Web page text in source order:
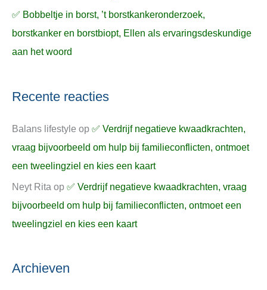
✅ Bobbeltje in borst, ’t borstkankeronderzoek,
borstkanker en borstbiopt, Ellen als ervaringsdeskundige
aan het woord
Recente reacties
Balans lifestyle op ✅ Verdrijf negatieve kwaadkrachten,
vraag bijvoorbeeld om hulp bij familieconflicten, ontmoet
een tweelingziel en kies een kaart
Neyt Rita op ✅ Verdrijf negatieve kwaadkrachten, vraag
bijvoorbeeld om hulp bij familieconflicten, ontmoet een
tweelingziel en kies een kaart
Archieven